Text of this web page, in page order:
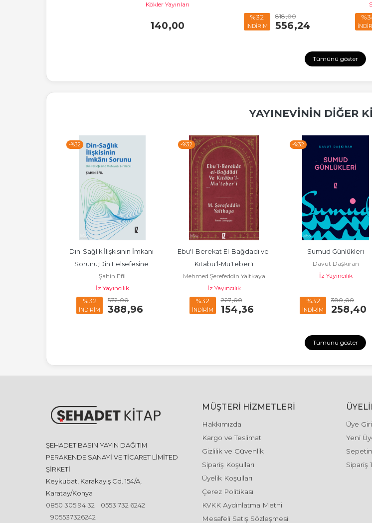
Kökler Yayınları
140,00
%32
İNDİRİM
818,00
556,24
Tümünü göster
YAYINEVININ DIĞER
-%32
Din-Sağlık İlişkisinin İmkanı
Sorunu;Din Felsefesine
Mütevazı Bir Katkı
Şahin Efil
İz Yayıncılık
%32
İNDİRİM
572,00
388,96
-%32
Ebu'l-Berekat El-Bağdadi ve
Kıtabu'l-Mu'teber'ı
Mehmed Şerefeddin Yaltkaya
İz Yayıncılık
%32
İNDİRİM
227,00
154,36
-%32
Sumud Günlükleri
Davut Daşkıran
İz Yayıncılık
%32
İNDİRİM
380,00
258,40
Tümünü göster
ŞEHADET BASIN YAYIN DAĞITIM
PERAKENDE SANAYİ VE TİCARET LİMİTED
ŞİRKETİ
Keykubat, Karakayış Cd. 154/A,
Karatay/Konya
0850 305 94 32
0553 732 6242
905537326242
MÜŞTERI HIZMETLERI
Hakkımızda
Kargo ve Teslimat
Gizlilik ve Güvenlik
Sipariş Koşulları
Üyelik Koşulları
Çerez Politikası
KVKK Aydınlatma Metni
Mesafeli Satış Sözleşmesi
Üye
Yeni
Sipariş